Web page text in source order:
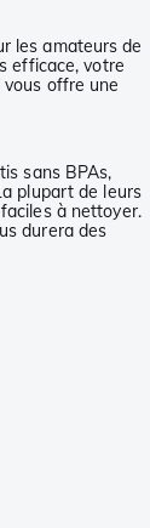
les amateurs de
efficace, votre
offre une
sans BPAs,
plupart de leurs
à nettoyer.
durera des